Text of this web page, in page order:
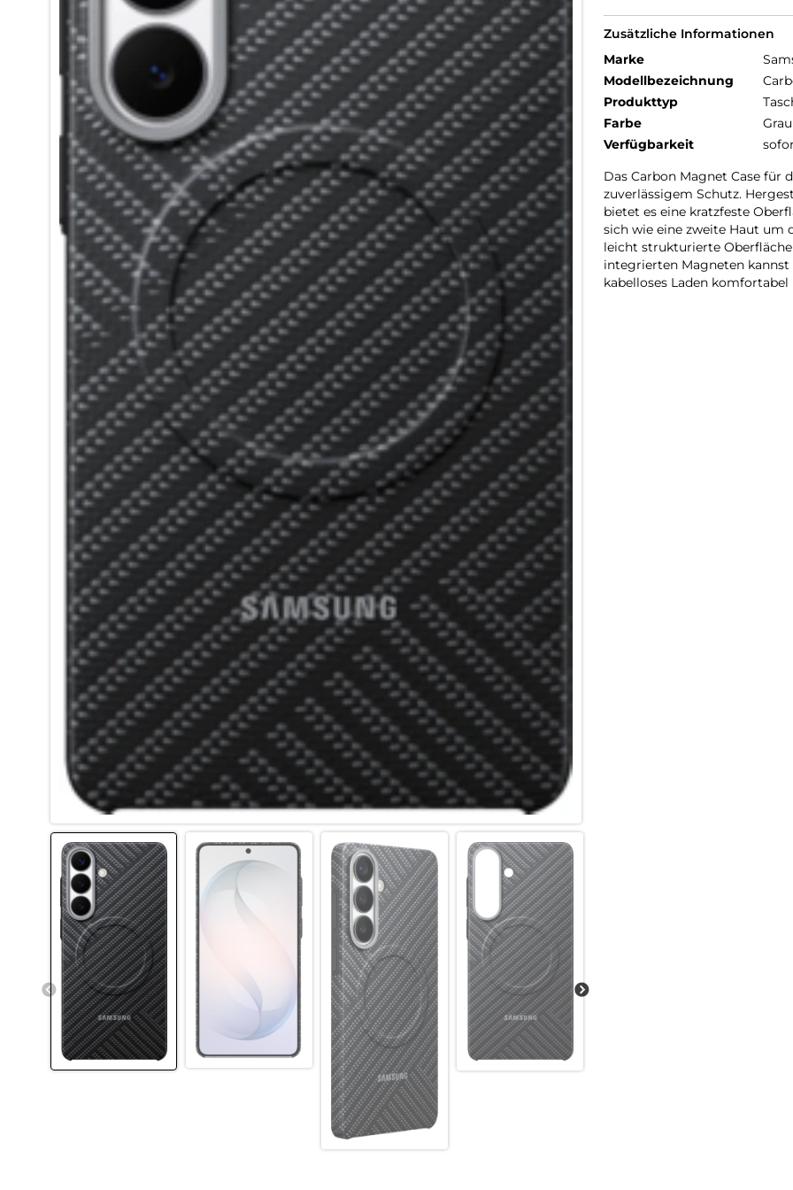
Zusätzliche Informationen
Marke
Modellbezeichnung
Produkttyp
Farbe
Grau
Verfügbarkeit
Das Carbon Magnet Case für
zuverlässigem Schutz.
bietet es eine kratzfeste
sich wie eine zweite Haut um
leicht strukturierte
integrierten Magneten
kabelloses Laden komfortabel